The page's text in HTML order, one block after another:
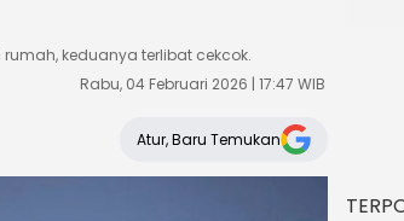
keduanya terlibat cekcok.
Rabu, 04 Februari 2026 | 17:47 WIB
Atur, Baru Temukan